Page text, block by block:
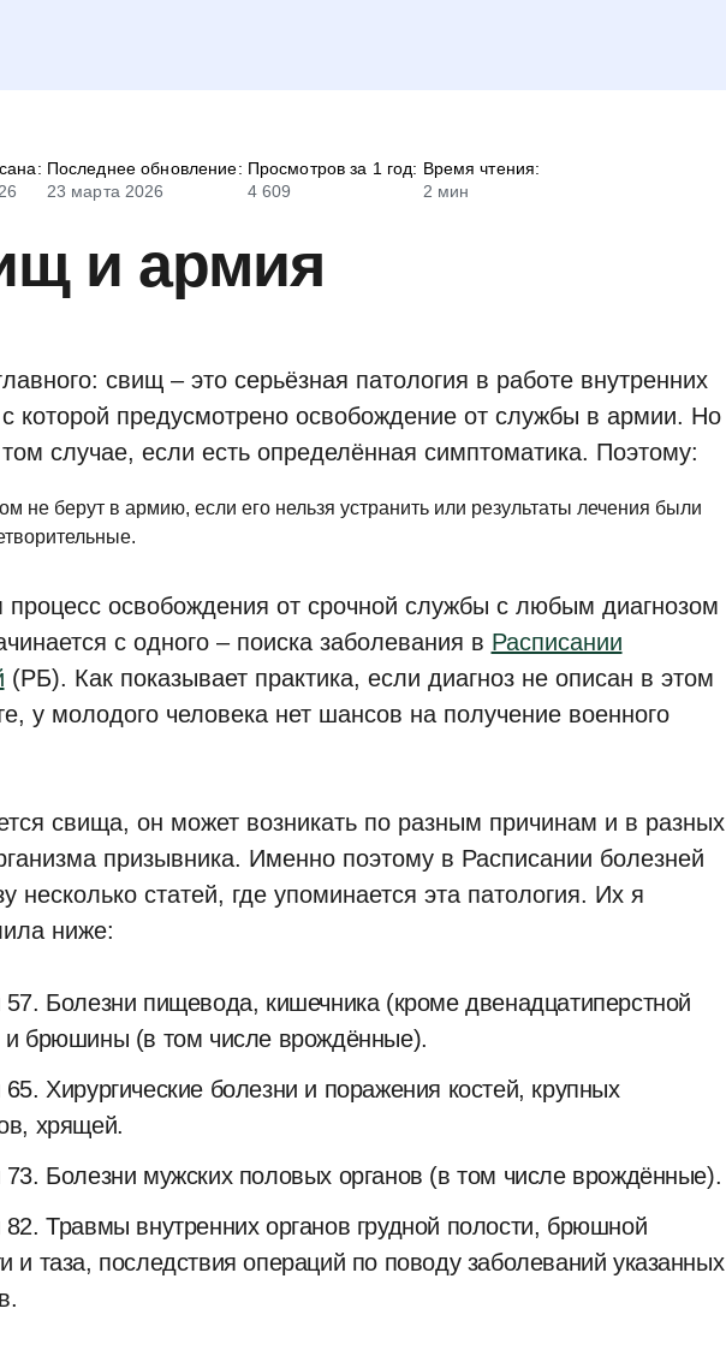
Последнее обновление:
23 марта 2026
Просмотров за 1 год:
4 609
Время чтения:
2 мин
и армия
свищ – это серьёзная патология в работе внутренних
с которой предусмотрено освобождение от службы в армии. Но
случае, если есть определённая симптоматика. Поэтому:
не берут в армию, если его нельзя устранить или результаты лечения были
процесс освобождения от срочной службы с любым диагнозом
с одного – поиска заболевания в Расписании
(РБ). Как показывает практика, если диагноз не описан в этом
у молодого человека нет шансов на получение военного
свища, он может возникать по разным причинам и в разных
призывника. Именно поэтому в Расписании болезней
несколько статей, где упоминается эта патология. Их я
ниже:
57. Болезни пищевода, кишечника (кроме двенадцатиперстной
и брюшины (в том числе врождённые).
65. Хирургические болезни и поражения костей, крупных
хрящей.
73. Болезни мужских половых органов (в том числе врождённые).
82. Травмы внутренних органов грудной полости, брюшной
и таза, последствия операций по поводу заболеваний указанных